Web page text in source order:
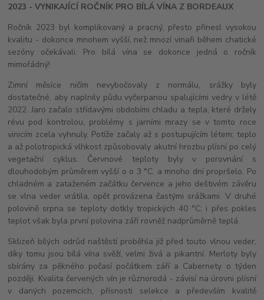
2023 - VYNIKAJÍCÍ ROČNÍK PRO BÍLÁ VÍNA Z BORDEAUX
Ročník 2023 byl komplikovaný a pracný, přesto přinesl vysokou
kvalitu - dokonce mnohem vyšší, než mnozí vinaři během chatické
sezóny očekávali. Pro bílá vína se dokonce jedná o ročník
mimořádný!
Zimní měsíce ničím nevybočovaly z normálu, srážky byly
dostatečné, aby naplnily půdu vyčerpanou spalujícími vedry v létě
2022. Jaro začalo střídavými obdobími chladu a tepla, které držely
révu pod kontrolou, problémy s jarními mrazy se v tomto roce
vinicím zcela vyhnuly. Potíže začaly až s postupujícím létem; teplo
a až polotropická vlhkost způsobovaly akutní hrozbu plísní po celý
vegetační cyklus. Červnové teploty byly v porovnání s
dlouhodobým průměrem vyšší o o 3 °C. a mnoho dní propršelo. Po
chladném a zataženém začátku července a jeho deštivém závěru
se vlna veder vrátila, opět provázena častými srážkami. V druhé
polovině srpna se teploty dotkly tropických 40 °C; i přes pokles
teplot však byla první polovina září rovněž nadprůměrně teplá.
Sklizeň bílých odrůd naštěstí proběhla již před touto vlnou veder,
díky tomu jsou bílá vína svěží, velmi živá a pikantní. Merloty byly
sbírány za pěkného počasí počátkem září a Cabernety o týden
později. Kvalita červených vín je různorodá - závisí na úrovni plísní
v daných pozemcích, přísnosti selekce a především kvalitě